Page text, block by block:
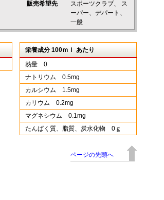
販売希望先
スポーツクラブ、 ス
ーパー、デパート、
一般
栄養成分 100ｍｌ あたり
熱量 0
ナトリウム 0.5mg
カルシウム 1.5mg
カリウム 0.2mg
マグネシウム 0.1mg
たんぱく質、脂質、炭水化物 0ｇ
ページの先頭へ